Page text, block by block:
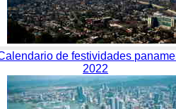
de festividades
2022